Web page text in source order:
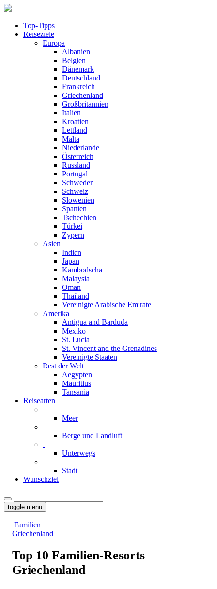
Top-Tipps
Reiseziele
Europa
Albanien
Belgien
Dänemark
Deutschland
Frankreich
Griechenland
Großbritannien
Italien
Kroatien
Lettland
Malta
Niederlande
Österreich
Russland
Portugal
Schweden
Schweiz
Slowenien
Spanien
Tschechien
Türkei
Zypern
Asien
Indien
Japan
Kambodscha
Malaysia
Oman
Thailand
Vereinigte Arabische Emirate
Amerika
Antigua and Barduda
Mexiko
St. Lucia
St. Vincent and the Grenadines
Vereinigte Staaten
Rest der Welt
Aegypten
Mauritius
Tansania
Reisearten
Meer
Berge und Landluft
Unterwegs
Stadt
Wunschziel
toggle menu
Familien
Griechenland
Top 10 Familien-Resorts
Griechenland